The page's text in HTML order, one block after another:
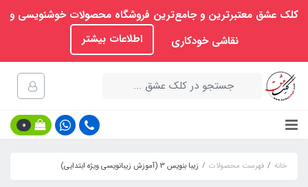
کلک عشق معتبرترین و جامع‌ترین فروشگاه محصولات خوشنویسی و
نقاشی خودکاری
اطلاعات بیشتر
0
خانه فهرست محصولات زیبا بنویس 3 (آموزش زیبانویسی ویژه ابتدایی)